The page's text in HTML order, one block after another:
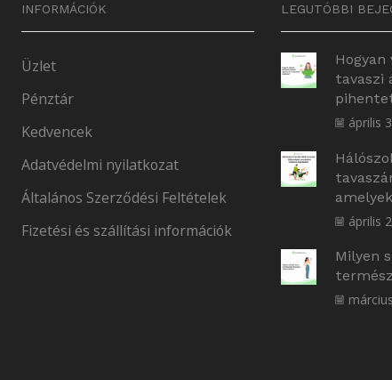
INFORMÁCIÓK
Üzlet
Pénztár
Kedvencek
Adatvédelmi nyilatkozat
Általános Szerződési Feltételek
Fizetési és szállítási információk
LEGUTÓBBI
Hogyan
tavaszi
április
április
Milyen